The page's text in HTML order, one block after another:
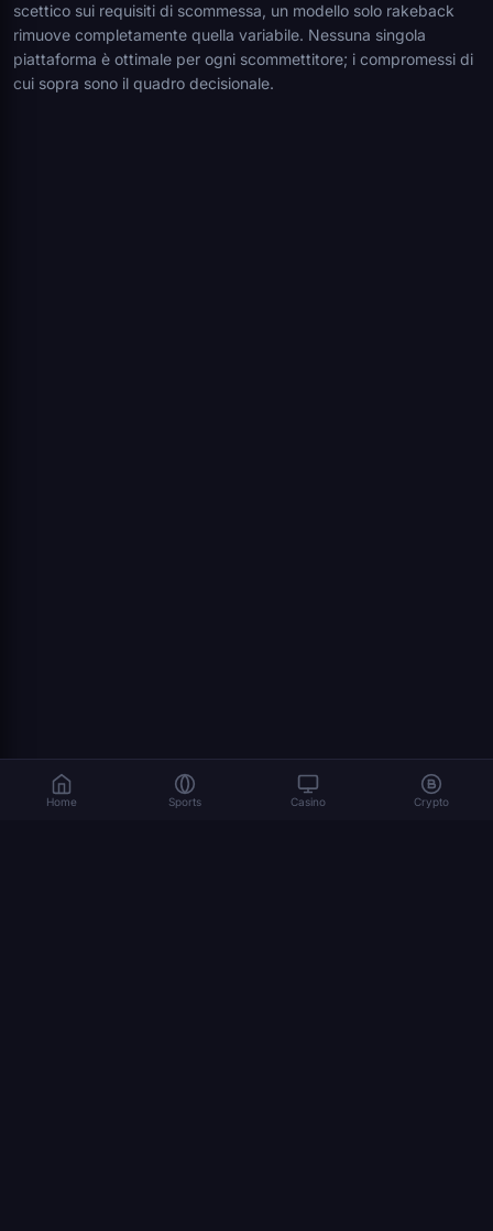
scettico sui requisiti di scommessa, un modello solo rakeback
rimuove completamente quella variabile. Nessuna singola
piattaforma è ottimale per ogni scommettitore; i compromessi di
cui sopra sono il quadro decisionale.
Home Sports Casino Crypto